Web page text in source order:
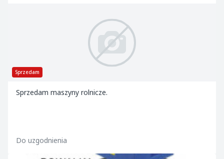
Sprzedam
Sprzedam maszyny rolnicze.
Do uzgodnienia